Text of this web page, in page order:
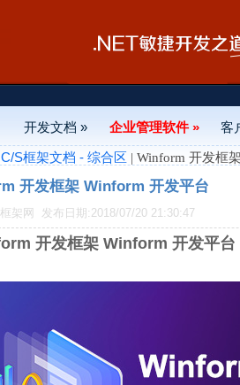
开发文档 » 企业管理软件 »
客
C/S框架文档 - 综合区 | Winform 开发框
开发框架 Winform 开发平台
架网 发布日期:2018/07/20 21:30:47
开发框架 Winform 开发平台